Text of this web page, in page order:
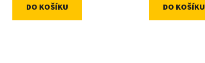
DO KOŠÍKU DO KOŠÍKU